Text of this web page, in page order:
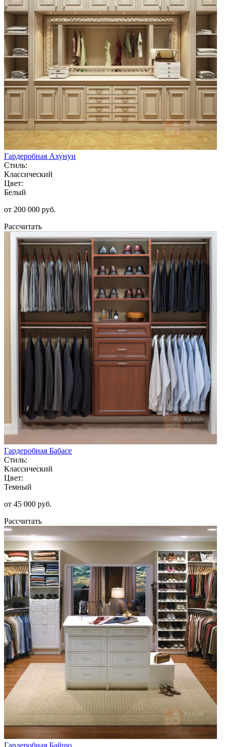
Гардеробная Ахунуи
Стиль:
Классический
Цвет:
Белый
от 200 000 руб.
Рассчитать
Гардеробная Бабасе
Стиль:
Классический
Цвет:
Темный
от 45 000 руб.
Рассчитать
Гардеробная Байшо